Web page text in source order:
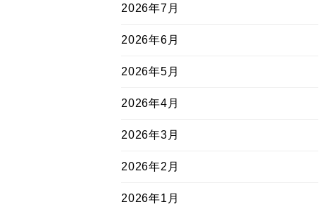
2026年7月
2026年6月
2026年5月
2026年4月
2026年3月
2026年2月
2026年1月